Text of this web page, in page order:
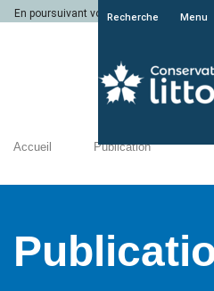
En poursuivant votre navigation sur le
Recherche Menu
Accueil Publication